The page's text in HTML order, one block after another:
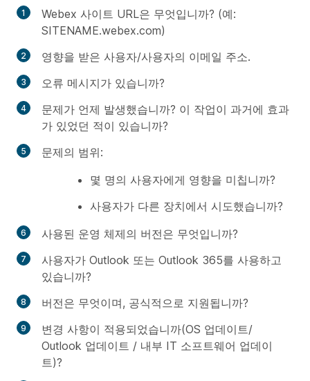
Webex 사이트 URL은 무엇입니까? (예:
SITENAME.webex.com)
영향을 받은 사용자/사용자의 이메일 주소.
오류 메시지가 있습니까?
문제가 언제 발생했습니까? 이 작업이 과거에 효과
가 있었던 적이 있습니까?
문제의 범위:
몇 명의 사용자에게 영향을 미칩니까?
사용자가 다른 장치에서 시도했습니까?
사용된 운영 체제의 버전은 무엇입니까?
사용자가 Outlook 또는 Outlook 365를 사용하고
있습니까?
버전은 무엇이며, 공식적으로 지원됩니까?
변경 사항이 적용되었습니까(OS 업데이트/
Outlook 업데이트 / 내부 IT 소프트웨어 업데이
트)?